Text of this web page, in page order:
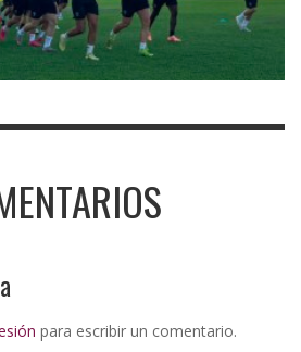
para escribir un comentario.